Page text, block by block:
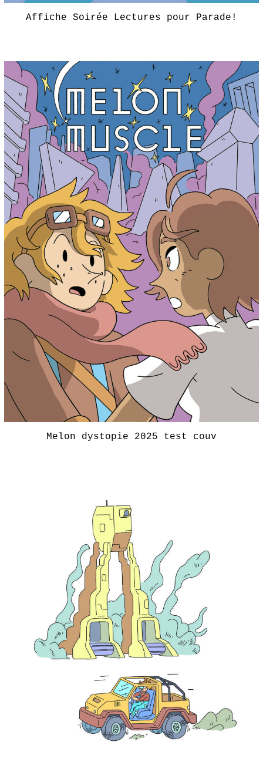
Affiche Soirée Lectures pour Parade!
Melon dystopie 2025 test couv